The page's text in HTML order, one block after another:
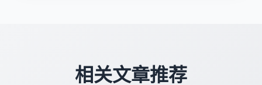
相关文章推荐